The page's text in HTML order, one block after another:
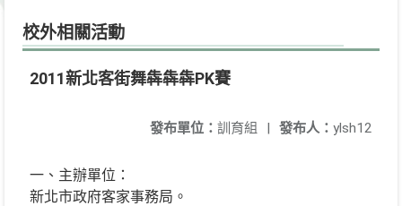
校外相關活動
2011新北客街舞犇犇犇PK賽
發布人： ylsh12
發布單位： 訓育組 |
一、主辦單位：
新北市政府客家事務局。